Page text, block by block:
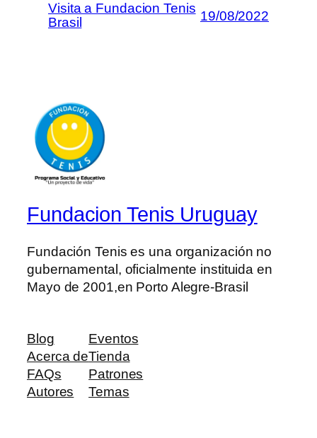
Visita a Fundacion Tenis
Brasil
19/08/2022
Fundacion Tenis Uruguay
Fundación Tenis es una organización no
gubernamental, oficialmente instituida en
Mayo de 2001,en Porto Alegre-Brasil
Blog
Acerca de
FAQs
Autores
Eventos
Tienda
Patrones
Temas